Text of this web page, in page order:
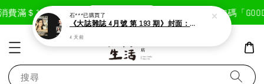
滿＄1800免運費 現在去購物！ 首次註冊輸入折扣碼「
搜尋
石***已購買了
《大誌雜誌 4月號 第 193 期》封面：Solar 頌樂
4 天前